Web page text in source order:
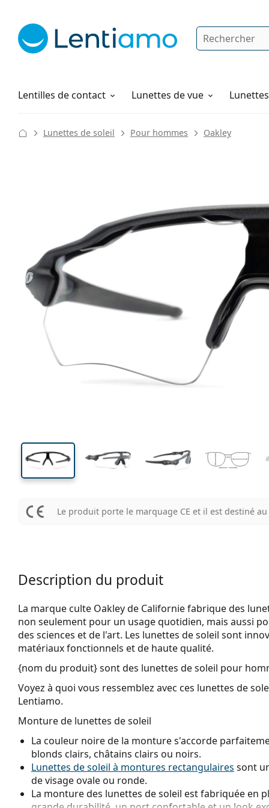
Rechercher
Lentilles de contact
Produits d'entretien Lunettes de vue
Comment commander
Lunettes de soleil Pour hommes Oakley
Hauteur des verres Largeur des verres
Largeur
des verres
Le produit porte le marquage CE et il est destiné
Description du produit
La marque culte Oakley de Californie fabrique des
non seulement pour un usage quotidien, mais aussi
des sciences et de l'art. Les lunettes de soleil sont
matériaux fonctionnels et de haute qualité.
{nom du produit}sont des lunettes de soleil pour
Voyez à quoi vous ressemblez avec ces lunettes de
Lentiamo.
Monture de lunettes de soleil
La couleur noire de la monture s'accorde
blonds clairs, châtains clairs ou noirs.
Lunettes de soleil à montures rectangulaires sont
de visage ovale ou ronde.
La monture des lunettes de soleil est fabriquée en